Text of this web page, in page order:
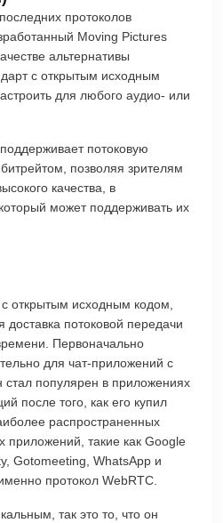
протоколов
Moving Pictures
альтернативы
с открытым исходным
для любого аудио- или
потоковую
позволяя зрителям
качества, в
может поддерживать их
открытым исходным кодом,
доставка потоковой передачи
Первоначально
для чат-приложений с
стал популярен в приложениях
после того, как его купил
распространенных
приложений, такие как Google
Gotomeeting, WhatsApp и
протокол WebRTC.
так это то, что он